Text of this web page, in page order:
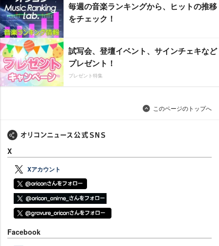
毎週の音楽ランキングから、ヒットの推移
をチェック！
試写会、登壇イベント、サインチェキなど
プレゼント！
プレゼント特集
このページのトップへ
X
Xアカウント
Facebook